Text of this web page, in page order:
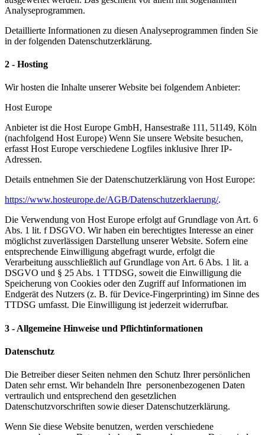
Analyseprogrammen.
Detaillierte Informationen zu diesen Analyseprogrammen finden Sie
in der folgenden Datenschutzerklärung.
2 - Hosting
Wir hosten die Inhalte unserer Website bei folgendem Anbieter:
Host Europe
Anbieter ist die Host Europe GmbH, Hansestraße 111, 51149, Köln
(nachfolgend Host Europe) Wenn Sie unsere Website besuchen,
erfasst Host Europe verschiedene Logfiles inklusive Ihrer IP-
Adressen.
Details entnehmen Sie der Datenschutzerklärung von Host Europe:
https://www.hosteurope.de/AGB/Datenschutzerklaerung/.
Die Verwendung von Host Europe erfolgt auf Grundlage von Art. 6
Abs. 1 lit. f DSGVO. Wir haben ein berechtigtes Interesse an einer
möglichst zuverlässigen Darstellung unserer Website. Sofern eine
entsprechende Einwilligung abgefragt wurde, erfolgt die
Verarbeitung ausschließlich auf Grundlage von Art. 6 Abs. 1 lit. a
DSGVO und § 25 Abs. 1 TTDSG, soweit die Einwilligung die
Speicherung von Cookies oder den Zugriff auf Informationen im
Endgerät des Nutzers (z. B. für Device-Fingerprinting) im Sinne des
TTDSG umfasst. Die Einwilligung ist jederzeit widerrufbar.
3 - Allgemeine Hinweise und Pflichtinformationen
Datenschutz
Die Betreiber dieser Seiten nehmen den Schutz Ihrer persönlichen
Daten sehr ernst. Wir behandeln Ihre personenbezogenen Daten
vertraulich und entsprechend den gesetzlichen
Datenschutzvorschriften sowie dieser Datenschutzerklärung.
Wenn Sie diese Website benutzen, werden verschiedene